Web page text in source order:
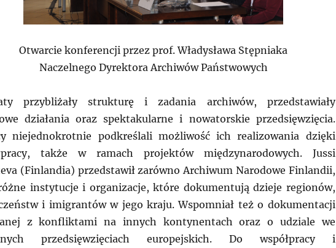
Otwarcie konferencji przez prof. Władysława Stępniaka
Naczelnego Dyrektora Archiwów Państwowych
przybliżały strukturę i zadania archiwów, przedstawiały
działania oraz spektakularne i nowatorskie przedsięwzięcia.
niejednokrotnie podkreślali możliwość ich realizowania dzięki
także w ramach projektów międzynarodowych. Jussi
(Finlandia) przedstawił zarówno Archiwum Narodowe Finlandii,
instytucje i organizacje, które dokumentują dzieje regionów,
i imigrantów w jego kraju. Wspomniał też o dokumentacji
z konfliktami na innych kontynentach oraz o udziale we
przedsięwzięciach europejskich. Do współpracy i